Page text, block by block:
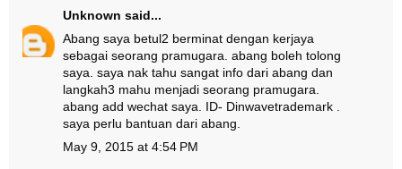
Unknown said...
Abang saya betul2 berminat dengan kerjaya
sebagai seorang pramugara. abang boleh tolong
saya. saya nak tahu sangat info dari abang dan
langkah3 mahu menjadi seorang pramugara.
abang add wechat saya. ID- Dinwavetrademark .
saya perlu bantuan dari abang.
May 9, 2015 at 4:54 PM